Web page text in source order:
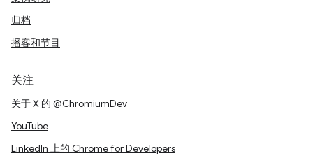
归档
播客和节目
关注
关于 X 的 @ChromiumDev
YouTube
LinkedIn 上的 Chrome for Developers